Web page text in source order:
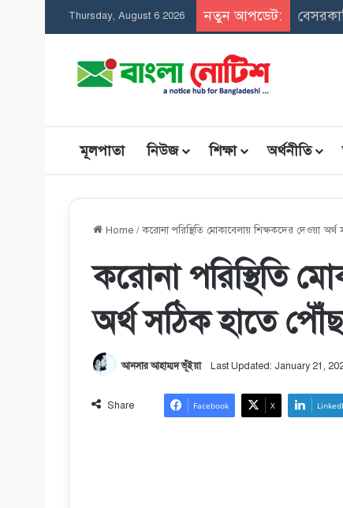
Thursday, August 6 2026 নতুন আপডেট:
মূলপাতা নিউজ শিক্ষা অর্থনীতি
Home /করোনা পরিস্থিতি মোকাবেলায় শিক্ষকদের দেওয়া
করোনা পরিস্থিতি
অর্থ সঠিক হাতে
আনসার আহাম্মদ ভূঁইয়া Last Updated: January 21,
Share Facebook X